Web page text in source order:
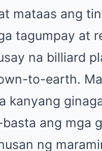
mataas ang
tagumpay at
na billiard
to-earth.
kanyang
ang mga
ng